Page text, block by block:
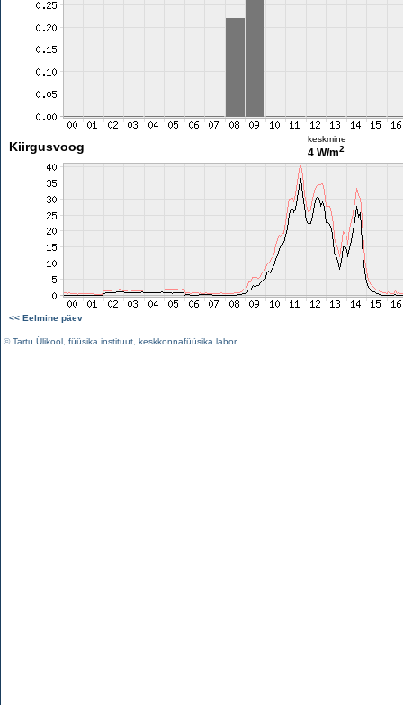
Kiirgusvoog
keskmine
4 W/m2
<< Eelmine päev
©Tartu Ülikool füüsika instituut keskkonnafüüsika labor